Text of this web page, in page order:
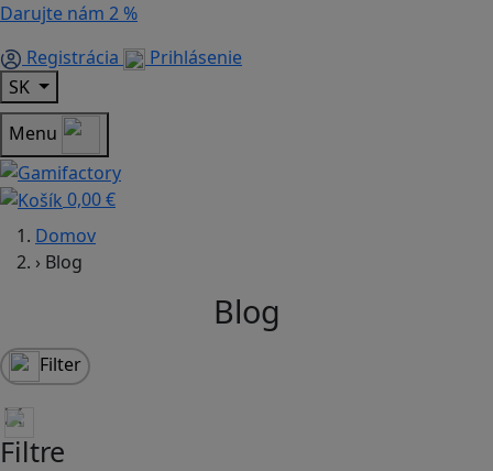
Darujte nám 2 %
Registrácia
Prihlásenie
SK
Menu
0,00 €
Domov
› Blog
Blog
Filter
Filtre